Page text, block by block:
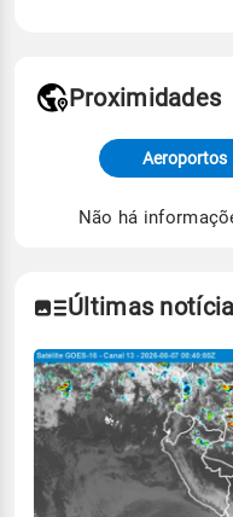
Fonte: dados
meteorológicas e
de Tempo e
Proximidades
Aeroportos
Não há
Últimas